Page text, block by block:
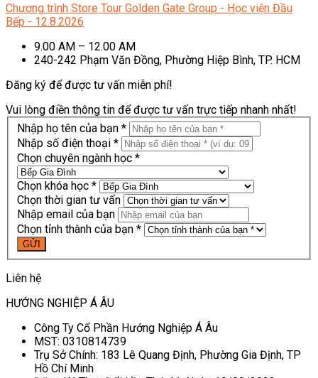
Chương trình Store Tour Golden Gate Group - Học viện Đầu
Bếp - 12.8.2026
9.00 AM – 12.00 AM
240-242 Phạm Văn Đồng, Phường Hiệp Bình, TP. HCM
Đăng ký để được tư vấn miễn phí!
Vui lòng điền thông tin để được tư vấn trực tiếp nhanh nhất!
Nhập họ tên của bạn *
Nhập số điện thoại *
Chọn chuyên ngành học *
Chọn khóa học *
Chọn thời gian tư vấn
Nhập email của bạn
Chọn tỉnh thành của bạn *
Liên hệ
HƯỚNG NGHIỆP Á ÂU
Công Ty Cổ Phần Hướng Nghiệp Á Âu
MST: 0310814739
Trụ Sở Chính: 183 Lê Quang Định, Phường Gia Định, TP
Hồ Chí Minh